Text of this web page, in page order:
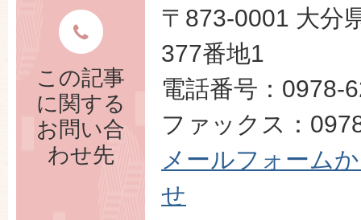
この記事
に関する
お問い合
わせ先
〒873-0001 大分
377番地1
電話番号：0978-
ファックス：
メールフォーム
せ